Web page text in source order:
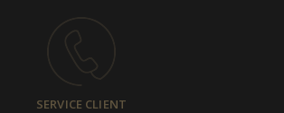
SERVICE CLIENT